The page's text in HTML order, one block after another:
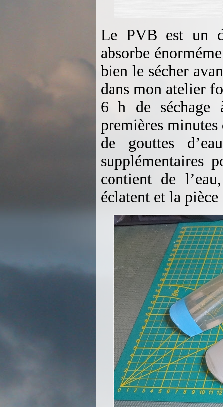
Le PVB est un
absorbe
bien le sécher
dans mon atelier
6 h de séchage
premières minutes
de gouttes
supplémentaires
contient de
éclatent et la